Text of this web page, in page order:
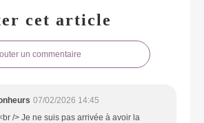
cet article
un commentaire
07/02/2026 14:45
/> Je ne suis pas arrivée à avoir la